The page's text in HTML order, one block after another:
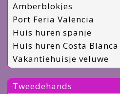
Amberblokjes
Port Feria Valencia
Huis huren spanje
Huis huren Costa Blanca
Vakantiehuisje veluwe
Tweedehands